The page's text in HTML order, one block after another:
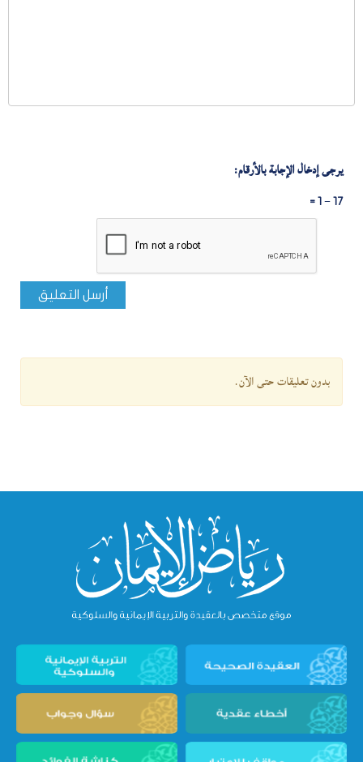
يرجى إدخال الإجابة بالأرقام:
17 − 1 =
أرسل التعليق
بدون تعليقات حتى الآن.